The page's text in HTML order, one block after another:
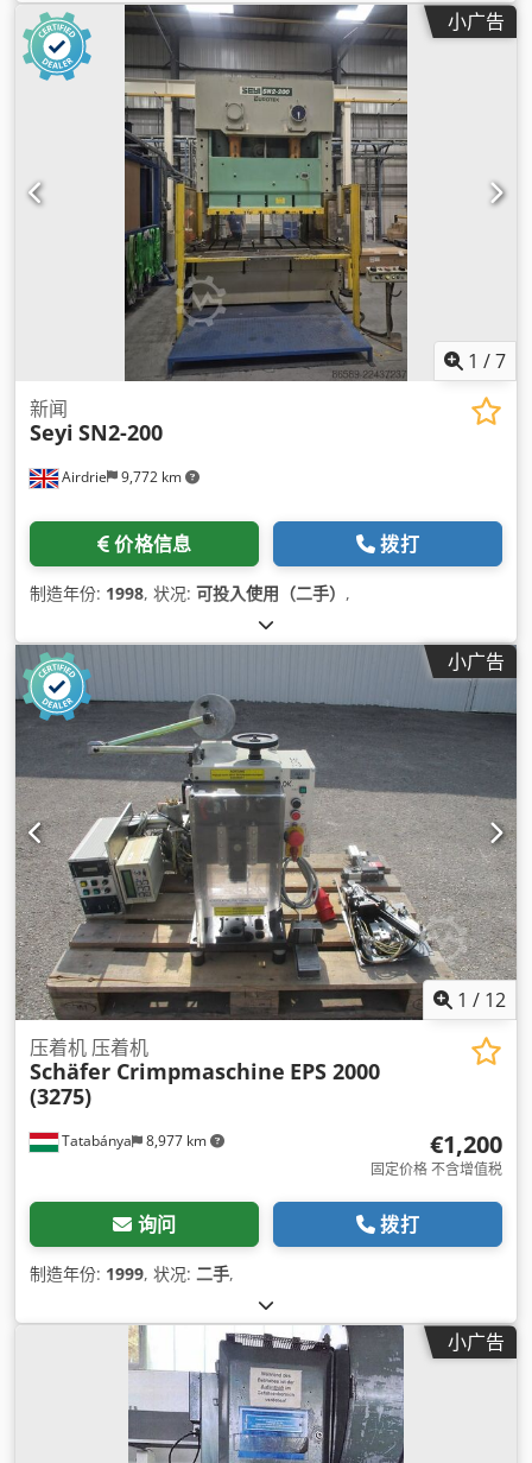
小广告
1 /7
Airdrie 9,772 km
新闻
Seyi SN2-200
价格信息 拨打
制造年份: 1998, 状况: 可投入使用（二手） ,
小广告
1 / 12
Tatabánya 8,977 km
压着机 压着机
Schäfer Crimpmaschine EPS 2000
(3275)
€1,200
固定价格 不含增值税
询问 拨打
制造年份: 1999, 状况: 二手,
小广告